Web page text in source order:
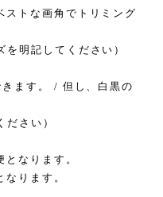
トな画角でトリミング
明記してください）
ます。 / 但し、白黒の
さい）
なります。
ります。